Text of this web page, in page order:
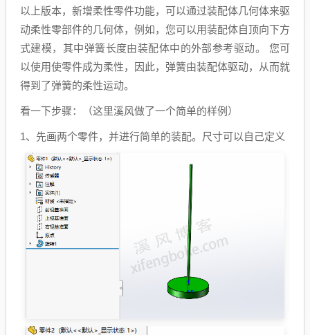
以上版本，新增柔性零件功能，可以通过装配体几何体来驱
动柔性零部件的几何体，例如，您可以用装配体自顶向下方
式建模，其中弹簧长度由装配体中的外部参考驱动。 您可
以使用使零件成为柔性，因此，弹簧由装配体驱动，从而就
得到了弹簧的柔性运动。
看一下步骤：（这里溪风做了一个简单的样例）
1、先画两个零件，并进行简单的装配。尺寸可以自己定义